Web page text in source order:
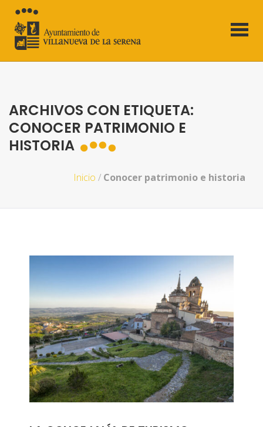
ARCHIVOS CON ETIQUETA:
CONOCER PATRIMONIO E
HISTORIA
Inicio / Conocer patrimonio e historia